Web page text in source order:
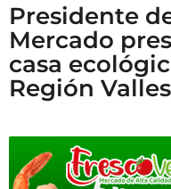
Presidente
Mercado
casa
Región Valles